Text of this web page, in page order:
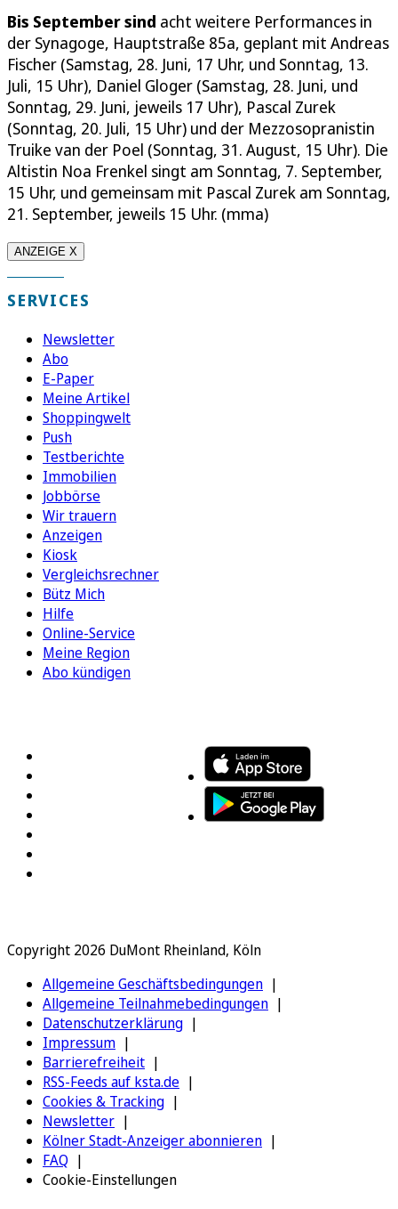
Bis September sind acht weitere Performances in
der Synagoge, Hauptstraße 85a, geplant mit Andreas
Fischer (Samstag, 28. Juni, 17 Uhr, und Sonntag, 13.
Juli, 15 Uhr), Daniel Gloger (Samstag, 28. Juni, und
Sonntag, 29. Juni, jeweils 17 Uhr), Pascal Zurek
(Sonntag, 20. Juli, 15 Uhr) und der Mezzosopranistin
Truike van der Poel (Sonntag, 31. August, 15 Uhr). Die
Altistin Noa Frenkel singt am Sonntag, 7. September,
15 Uhr, und gemeinsam mit Pascal Zurek am Sonntag,
21. September, jeweils 15 Uhr. (mma)
ANZEIGE X
SERVICES
Newsletter
Abo
E-Paper
Meine Artikel
Shoppingwelt
Push
Testberichte
Immobilien
Jobbörse
Wir trauern
Anzeigen
Kiosk
Vergleichsrechner
Bütz Mich
Hilfe
Online-Service
Meine Region
Abo kündigen
Copyright 2026 DuMont Rheinland, Köln
Allgemeine Geschäftsbedingungen
Allgemeine Teilnahmebedingungen
Datenschutzerklärung
Impressum
Barrierefreiheit
RSS-Feeds auf ksta.de
Cookies & Tracking
Newsletter
Kölner Stadt-Anzeiger abonnieren
FAQ
Cookie-Einstellungen